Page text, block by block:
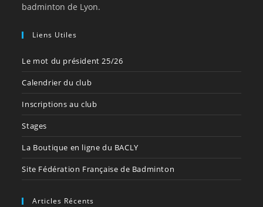
badminton de Lyon.
Liens Utiles
Le mot du président 25/26
Calendrier du club
Inscriptions au club
Stages
La Boutique en ligne du BACLY
Site Fédération Française de Badminton
Articles Récents